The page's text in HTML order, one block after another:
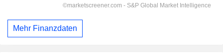
Mehr Finanzdaten